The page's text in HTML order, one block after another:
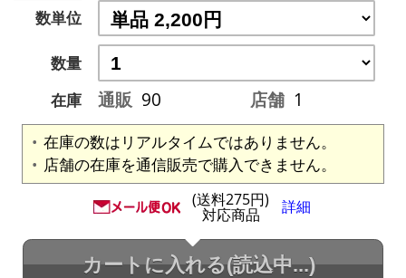
数単位
数量
在庫
通販 90 店舗 1
在庫の数はリアルタイムではありません。
店舗の在庫を通信販売で購入できません。
(送料275円)
対応商品 詳細
カートに入れる(読込中...)